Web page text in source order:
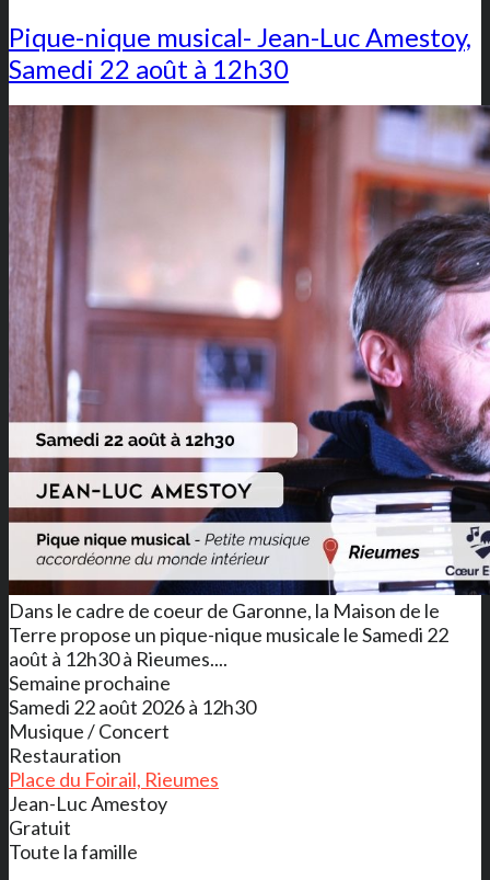
Pique-nique musical- Jean-Luc Amestoy,
Samedi 22 août à 12h30
Dans le cadre de coeur de Garonne, la Maison de le
Terre propose un pique-nique musicale le Samedi 22
août à 12h30 à Rieumes....
Semaine prochaine
Samedi 22 août 2026 à 12h30
Musique / Concert
Restauration
Place du Foirail, Rieumes
Jean-Luc Amestoy
Gratuit
Toute la famille